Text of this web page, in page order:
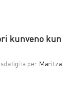
kunveno kun
per Maritza